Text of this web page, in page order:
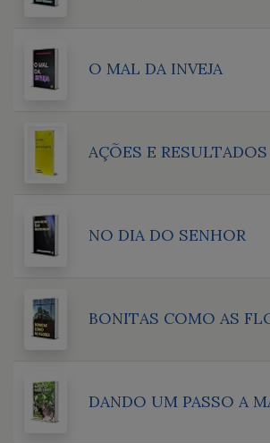
O MAL DA INVEJA
AÇÕES E RESULTADOS
NO DIA DO SENHOR
BONITAS COMO AS
DANDO UM PASSO A